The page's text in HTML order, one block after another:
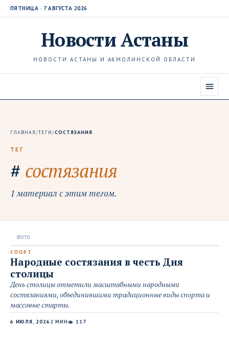
ПЯТНИЦА · 7 АВГУСТА 2026
НовостиАстаны
НОВОСТИ АСТАНЫ И АКМОЛИНСКОЙ ОБЛАСТИ
ГЛАВНАЯ/ТЕГИ/СОСТЯЗАНИЯ
ТЕГ
# состязания
1 материал с этим тегом.
СПОРТ
Народные состязания в честь Дня
столицы
День столицы отметили масштабными народными
состязаниями, объединившими традиционные виды спорта и
массовые старты.
6 ИЮЛЯ, 2026 2 МИН👁 117